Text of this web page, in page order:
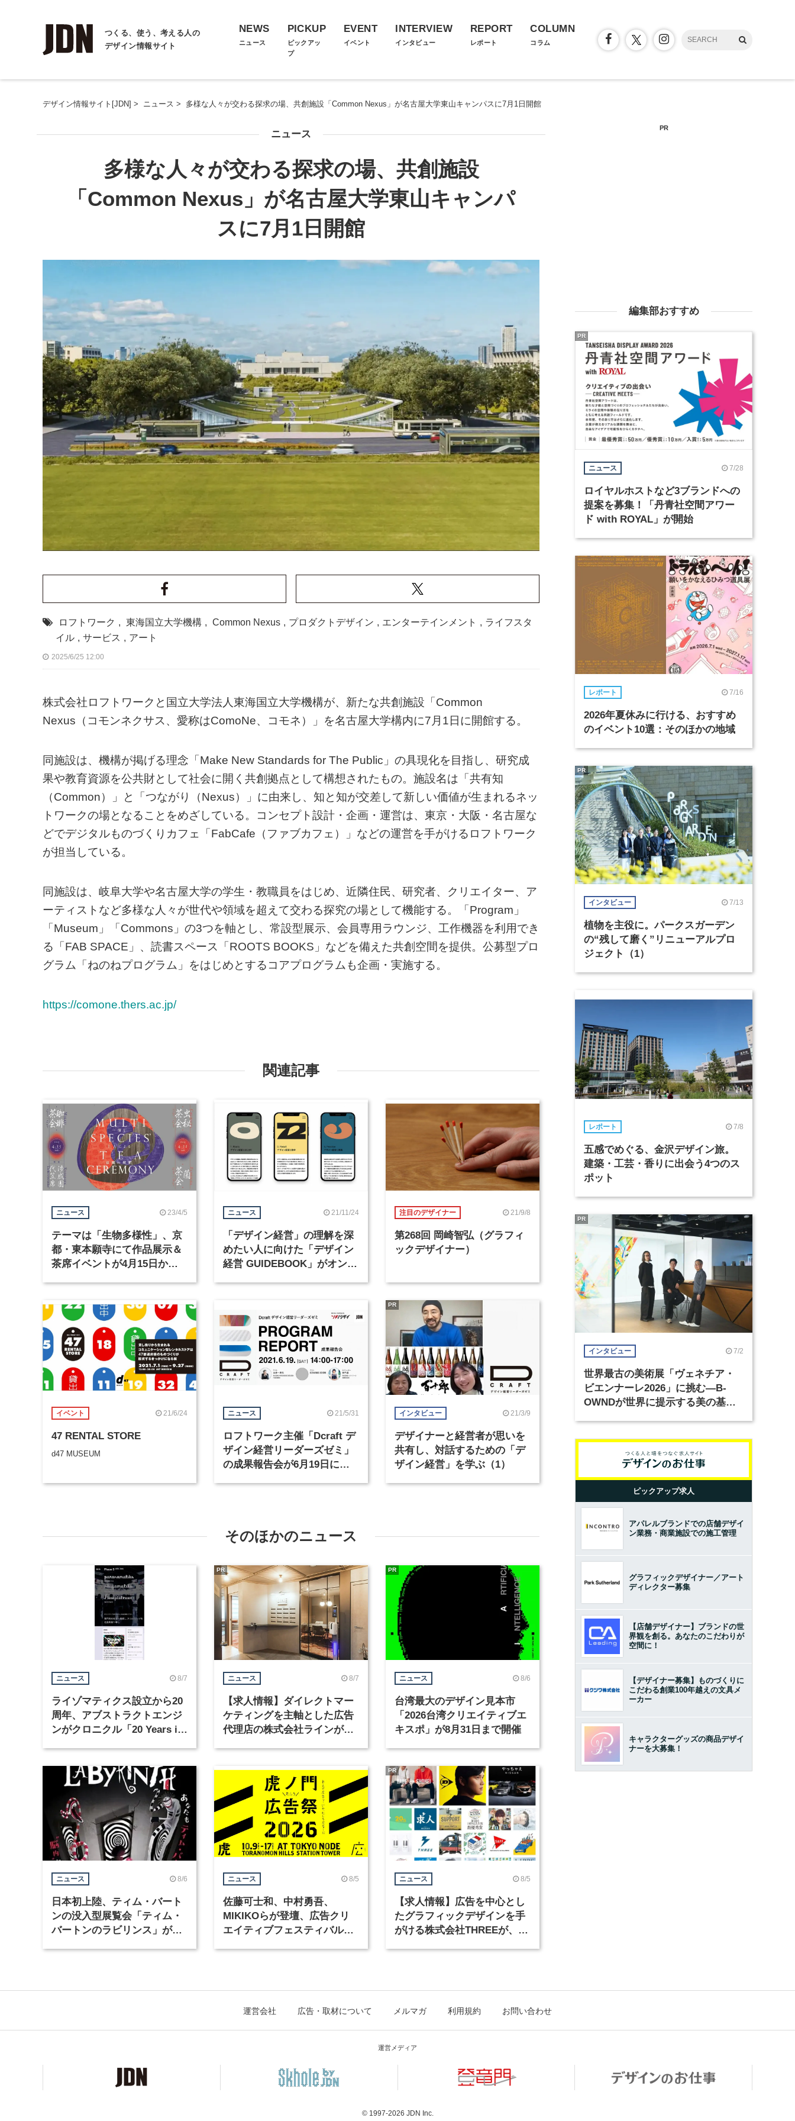
つくる、使う、考える人の
デザイン情報サイト
NEWS
ニュース
PICKUP
ピックアッ
プ
EVENT
イベント
INTERVIEW
インタビュー
REPORT
レポート
COLUMN
コラム
デザイン情報サイト[JDN] > ニュース > 多様な人々が交わる探求の場、共創施設「Common Nexus」が名古屋大学東山キャンパスに7月1日開館
ニュース
多様な人々が交わる探求の場、共創施設
「Common Nexus」が名古屋大学東山キャンパ
スに7月1日開館
ロフトワーク , 東海国立大学機構 , Common Nexus , プロダクトデザイン , エンターテインメント , ライフスタ
イル , サービス , アート
2025/6/25 12:00
株式会社ロフトワークと国立大学法人東海国立大学機構が、新たな共創施設「Common
Nexus（コモンネクサス、愛称はComoNe、コモネ）」を名古屋大学構内に7月1日に開館する。
同施設は、機構が掲げる理念「Make New Standards for The Public」の具現化を目指し、研究成
果や教育資源を公共財として社会に開く共創拠点として構想されたもの。施設名は「共有知
（Common）」と「つながり（Nexus）」に由来し、知と知が交差して新しい価値が生まれるネッ
トワークの場となることをめざしている。コンセプト設計・企画・運営は、東京・大阪・名古屋な
どでデジタルものづくりカフェ「FabCafe（ファブカフェ）」などの運営を手がけるロフトワーク
が担当している。
同施設は、岐阜大学や名古屋大学の学生・教職員をはじめ、近隣住民、研究者、クリエイター、ア
ーティストなど多様な人々が世代や領域を超えて交わる探究の場として機能する。「Program」
「Museum」「Commons」の3つを軸とし、常設型展示、会員専用ラウンジ、工作機器を利用でき
る「FAB SPACE」、読書スペース「ROOTS BOOKS」などを備えた共創空間を提供。公募型プロ
グラム「ねのねプログラム」をはじめとするコアプログラムも企画・実施する。
https://comone.thers.ac.jp/
関連記事
ニュース 23/4/5
テーマは「生物多様性」、京
都・東本願寺にて作品展示＆
茶席イベントが4月15日から
ニュース 21/11/24
「デザイン経営」の理解を深
めたい人に向けた「デザイン
経営 GUIDEBOOK」がオンラ
注目のデザイナー 21/9/8
第268回 岡崎智弘（グラフィ
ックデザイナー）
イベント 21/6/24
47 RENTAL STORE
d47 MUSEUM
ニュース 21/5/31
ロフトワーク主催「Dcraft デ
ザイン経営リーダーズゼミ」
の成果報告会が6月19日に開
インタビュー 21/3/9
デザイナーと経営者が思いを
共有し、対話するための「デ
ザイン経営」を学ぶ（1）
PR
そのほかのニュース
ニュース 8/7
ライゾマティクス設立から20
周年、アブストラクトエンジ
ンがクロニクル「20 Years in
ニュース 8/7
【求人情報】ダイレクトマー
ケティングを主軸とした広告
代理店の株式会社ラインが、
PR
ニュース 8/6
台湾最大のデザイン見本市
「2026台湾クリエイティブエ
キスポ」が8月31日まで開催
PR
ニュース 8/6
日本初上陸、ティム・バート
ンの没入型展覧会「ティム・
バートンのラビリンス」が東
ニュース 8/5
佐藤可士和、中村勇吾、
MIKIKOらが登壇、広告クリ
エイティブフェスティバル
ニュース 8/5
【求人情報】広告を中心とし
たグラフィックデザインを手
がける株式会社THREEが、グ
PR
PR
編集部おすすめ
ニュース 7/28
ロイヤルホストなど3ブランドへの
提案を募集！「丹青社空間アワー
ド with ROYAL」が開始
PR
レポート 7/16
2026年夏休みに行ける、おすすめ
のイベント10選：そのほかの地域
インタビュー 7/13
植物を主役に。パークスガーデン
の“残して磨く”リニューアルプロ
ジェクト（1）
PR
レポート 7/8
五感でめぐる、金沢デザイン旅。
建築・工芸・香りに出会う4つのス
ポット
インタビュー 7/2
世界最古の美術展「ヴェネチア・
ビエンナーレ2026」に挑む―B-
OWNDが世界に提示する美の基準
PR
ピックアップ求人
アパレルブランドでの店舗デザイ
ン業務・商業施設での施工管理
グラフィックデザイナー／アート
ディレクター募集
【店舗デザイナー】ブランドの世
界観を創る。あなたのこだわりが
空間に！
【デザイナー募集】ものづくりに
こだわる創業100年越えの文具メ
ーカー
キャラクターグッズの商品デザイ
ナーを大募集！
運営会社 広告・取材について メルマガ 利用規約 お問い合わせ
運営メディア
© 1997-2026 JDN Inc.